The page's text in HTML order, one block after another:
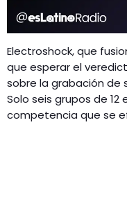
Electroshock, que
que esperar el
sobre la grabación de
Solo seis grupos de
competencia que se